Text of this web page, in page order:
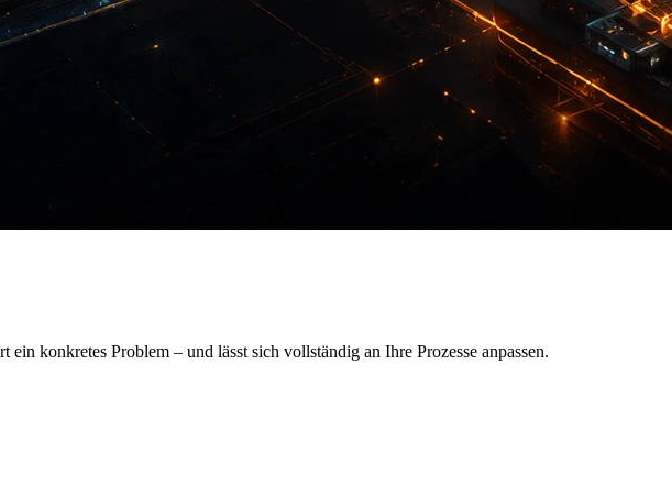
konkretes Problem – und lässt sich vollständig an Ihre Prozesse anpassen.